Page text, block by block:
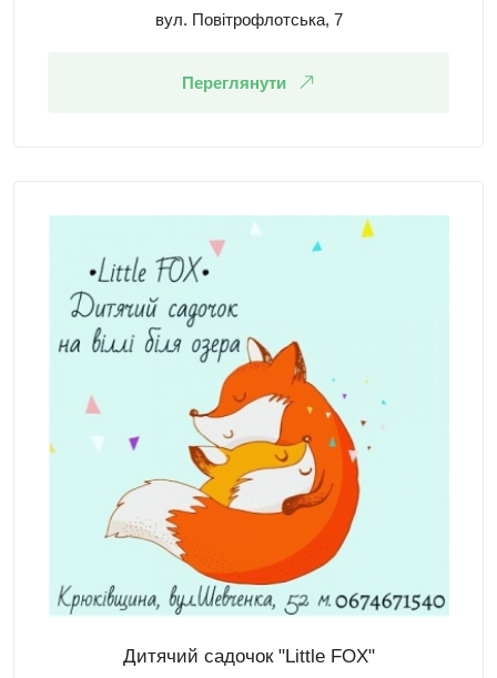
вул. Повітрофлотська, 7
Переглянути
Дитячий садочок "Little FOX"